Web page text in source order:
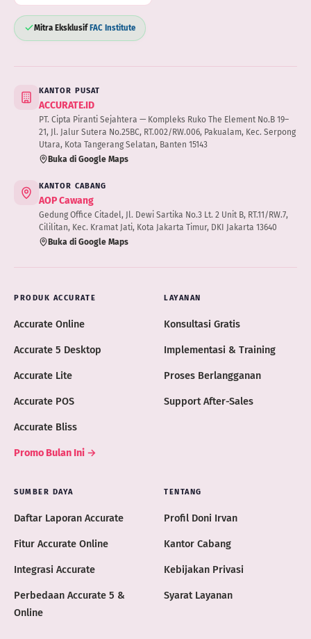
Mitra EksklusifFAC Institute
KANTOR PUSAT
ACCURATE.ID
PT. Cipta Piranti Sejahtera — Kompleks Ruko The Element No.B 19–
21, Jl. Jalur Sutera No.25BC, RT.002/RW.006, Pakualam, Kec. Serpong
Utara, Kota Tangerang Selatan, Banten 15143
Buka di Google Maps
KANTOR CABANG
AOP Cawang
Gedung Office Citadel, Jl. Dewi Sartika No.3 Lt. 2 Unit B, RT.11/RW.7,
Cililitan, Kec. Kramat Jati, Kota Jakarta Timur, DKI Jakarta 13640
Buka di Google Maps
PRODUK ACCURATE
Accurate Online
Accurate 5 Desktop
Accurate Lite
Accurate POS
Accurate Bliss
Promo Bulan Ini →
LAYANAN
Konsultasi Gratis
Implementasi & Training
Proses Berlangganan
Support After-Sales
SUMBER DAYA
Daftar Laporan Accurate
Fitur Accurate Online
Integrasi Accurate
Perbedaan Accurate 5 &
Online
TENTANG
Profil Doni Irvan
Kantor Cabang
Kebijakan Privasi
Syarat Layanan